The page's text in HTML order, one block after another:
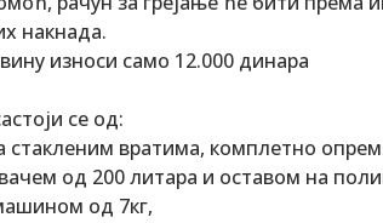
накнада.
износи само 12.000 динара
се од:
стакленим вратима, комплетно
од 200 литара и оставом на
од 7кг,